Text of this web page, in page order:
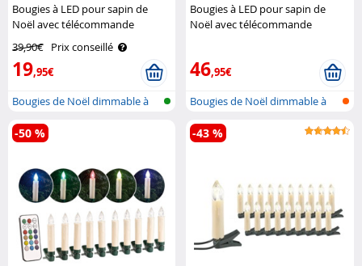
Bougies à LED pour sapin de
Noël avec télécommande
infrarouge - x10 - blanc Lunartec
39,90€ Prix conseillé
19,95€
Bougies de Noël dimmable à
LED avec..
Bougies à LED pour sapin de
Noël avec télécommande
46,95€
Bougies de Noël dimmable à
LED avec..
-50 % -43 %